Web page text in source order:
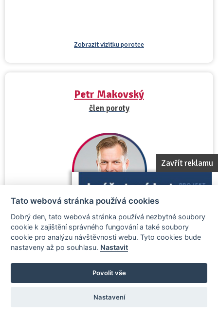
Zavřít reklamu
Zobrazit vizitku porotce
Petr Makovský
člen poroty
Výkonný ředitel Reality.iDNES.cz a zakladatel
projektů Realiťák roku a Realitka roku
Tato webová stránka používá cookies
Dobrý den, tato webová stránka používá nezbytné soubory
cookie k zajištění správného fungování a také soubory
cookie pro analýzu návštěvnosti webu. Tyto cookies bude
nastaveny až po souhlasu. Nastavit
Povolit vše
Nastavení